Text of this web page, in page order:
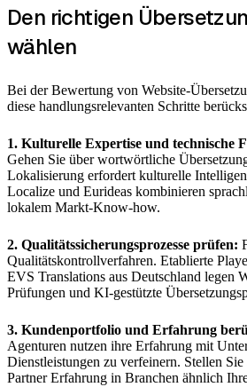
Den richtigen
wählen
Bei der Bewertung von Website-
diese handlungsrelevanten Schritte
1. Kulturelle Expertise und technische
Gehen Sie über wortwörtliche
Lokalisierung erfordert kulturelle
Localize und Eurideas kombinieren
lokalem Markt-Know-how.
2. Qualitätssicherungsprozesse prüfen:
Qualitätskontrollverfahren. Etablierte
EVS Translations aus Deutschland legen
Prüfungen und KI-gestützte
3. Kundenportfolio und Erfahrung
Agenturen nutzen ihre Erfahrung mit
Dienstleistungen zu verfeinern. Stellen
Partner Erfahrung in Branchen ähnlich